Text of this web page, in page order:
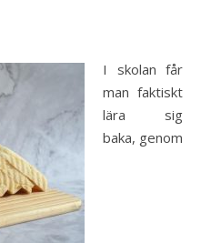
I skolan får
man faktiskt
lära sig
baka, genom